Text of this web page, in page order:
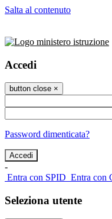
Salta al contenuto
Accedi
button close ×
Password dimenticata?
-
Entra con SPID Entra con
Seleziona utente